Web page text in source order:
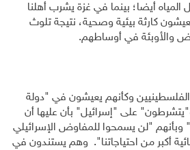
أيضا؛ بينما في غزة يشرب أهلنا
كارثة بيئية وصحية، نتيجة تلوث
والأوبئة في أوساطهم.
وكأنهم يعيشون في "دولة
على "إسرائيل" بأن عليها أن
"لن يسمحوا للمفاوض الإسرائيلي
أكبر من احتياجاتنا". وهم يستندون في